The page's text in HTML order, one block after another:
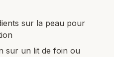
sur la peau pour
sur un lit de foin ou